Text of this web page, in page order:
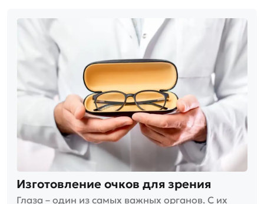
Изготовление очков для зрения
Глаза – один из самых важных органов. С их